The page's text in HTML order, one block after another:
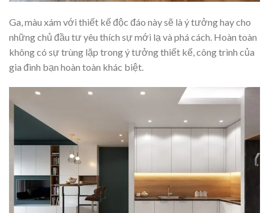
Ga, màu xám với thiết kế độc đáo này sẽ là ý tưởng hay cho
những chủ đầu tư yêu thích sự mới lạ và phá cách. Hoàn toàn
không có sự trùng lặp trong ý tưởng thiết kế, công trình của
gia đình bạn hoàn toàn khác biệt.